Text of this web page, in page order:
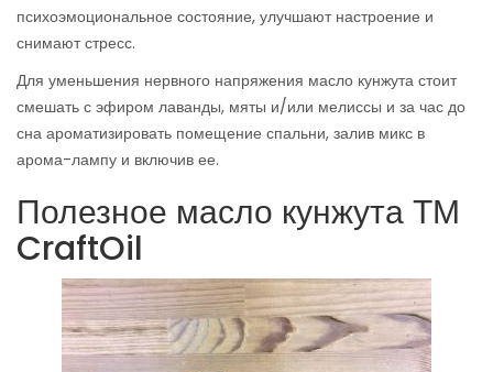
психоэмоциональное состояние, улучшают настроение и
снимают стресс.
Для уменьшения нервного напряжения масло кунжута стоит
смешать с эфиром лаванды, мяты и/или мелиссы и за час до
сна ароматизировать помещение спальни, залив микс в
арома-лампу и включив ее.
Полезное масло кунжута ТМ
CraftOil